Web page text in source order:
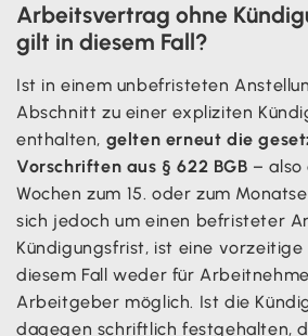
Arbeitsvertrag ohne
gilt in diesem Fall?
Ist in einem unbefristeten
Abschnitt zu einer expliziten
enthalten, gelten erneut die
Vorschriften aus § 622 BGB –
Wochen zum 15. oder zum
sich jedoch um einen befristeter
Kündigungsfrist, ist eine vorzeitige
diesem Fall weder für
Arbeitgeber möglich. Ist die
dagegen schriftlich festgehalten,